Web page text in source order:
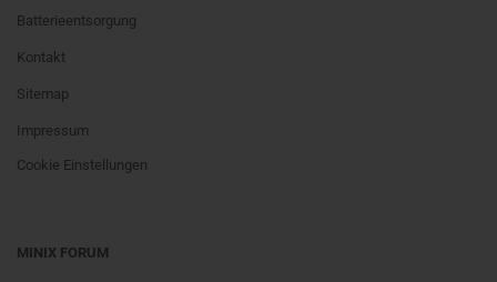
Batterieentsorgung
Kontakt
Sitemap
Impressum
Cookie Einstellungen
MINIX FORUM